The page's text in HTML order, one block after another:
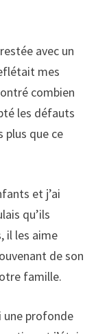
avec un
mes
combien
les défauts
plus que ce
et j’ai
qu’ils
il les aime
de son
famille.
une profonde